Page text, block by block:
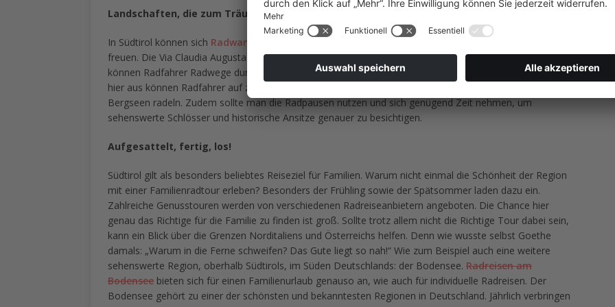
Landschaften, die zum Träumen einladen
In Südtirol können sich Radwandere
freuen. Die Via Claudia Augusta zieht sich vom Reschenpass durch das Etschtal. Vom Brenner aus
können Radfahrer Radwege durch das Eisacktal nutzen. Das Eisacktal gilt als Herzstück Südtirols. Von
hier aus können Radfahrer auf zahlreichen Radwegen durch blühende Wälder und entlang ruhender
Bergseen radeln. Zudem sollte man die Radpausen nutzen und sich genügend Zeit nehmen, um
sehenswerte Schlösser und historische Ansitze genauer zu besichtigen.
Aufgesattelt, fertig, los!
Südtirol gilt als besonders beliebtes Reiseziel für Familien. Warum nicht einmal die Schönheit der Region
mit einer Familienradtour erleben? Besonders der Frühling sowie der Spätsommer laden dazu ein.
Zahlreiche Genusstouren werden von verschiedenen Radreiseanbietern angeboten. Die Chance hier
genau das Richtige für die Familie zu finden ist groß. Sollte trotz allem nicht die Richtige Tour dabei sein,
kann ein Blick über die Grenzen Norditaliens und Österreichs helfen. Denn wie wusste selbst Goethe
damals: „Warum in die Ferne schweifen? Das Gute liegt so nah!“ Wie zum Beispiel auch eine weitere
sehenswerte Region, oberhalb Südtirols, im Süden Deutschlands: der Bodensee. Radreisen am
Bodensee bieten sich für einen Familienurlaub genauso an, wie auch für individuelle Radreisen. Der
Bodensee gehört zu einer der schönsten und bekanntesten Regionen in Deutschland. Jährlich verbringen